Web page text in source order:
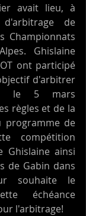
avait lieu, à
de
Championnats
Ghislaine
ont participé
d'arbitrer
le 5 mars
règles et de la
programme de
compétition
Ghislaine ainsi
de Gabin dans
souhaite le
échéance
l'arbitrage!